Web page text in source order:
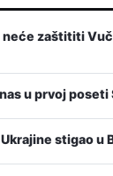
neće zaštititi
u prvoj poseti
stigao u